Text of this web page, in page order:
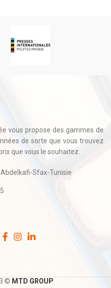
vous propose des gammes de
de sorte que vous trouvez
que vous le souhaitez.
Sfax-Tunisie
© MTD GROUP